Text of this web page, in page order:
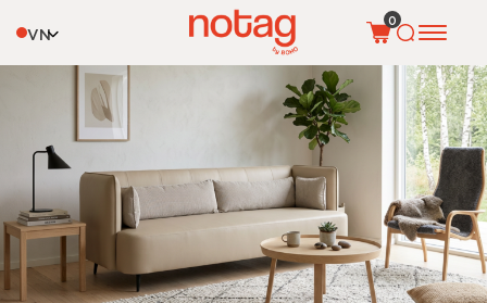
VN
0
phòng khách nhỏ 15m2